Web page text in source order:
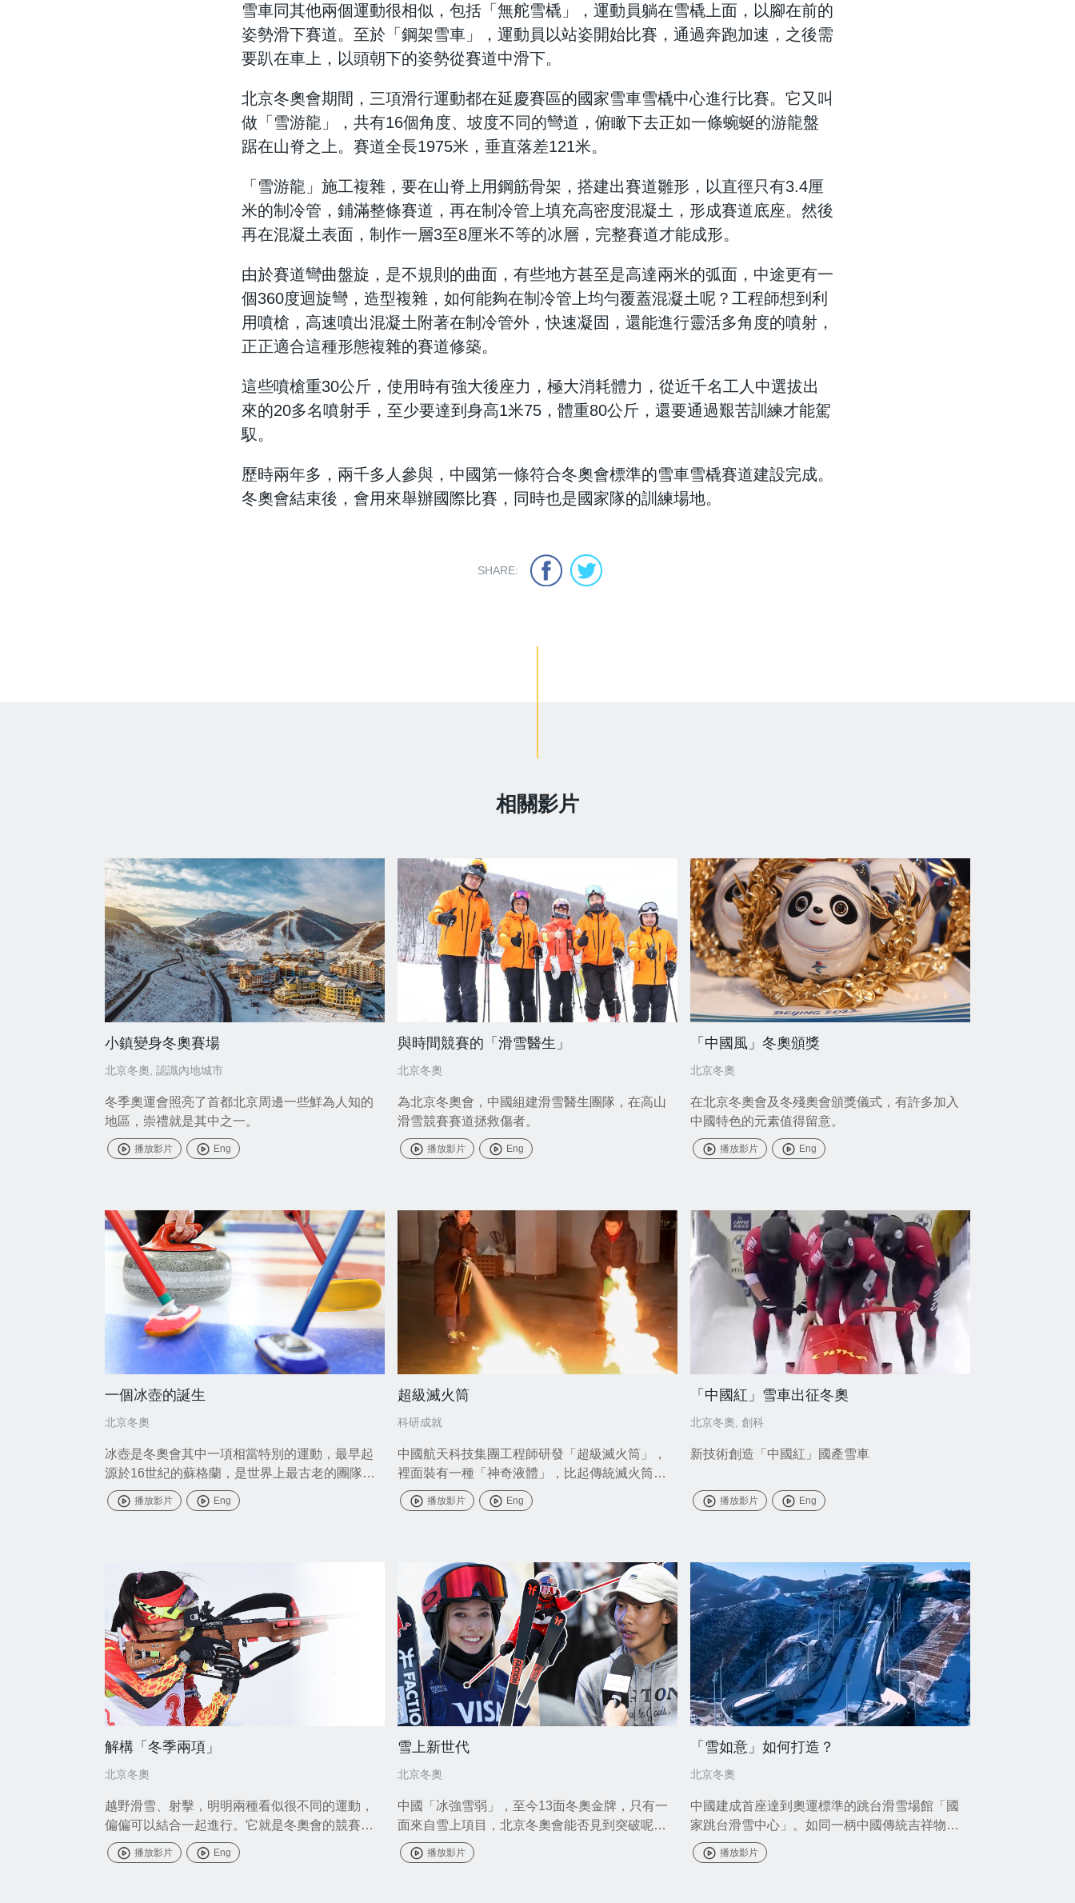
雪車同其他兩個運動很相似，包括「無舵雪橇」，運動員躺在雪橇上面，以腳在前的
姿勢滑下賽道。至於「鋼架雪車」，運動員以站姿開始比賽，通過奔跑加速，之後需
要趴在車上，以頭朝下的姿勢從賽道中滑下。
北京冬奧會期間，三項滑行運動都在延慶賽區的國家雪車雪橇中心進行比賽。它又叫
做「雪游龍」，共有16個角度、坡度不同的彎道，俯瞰下去正如一條蜿蜒的游龍盤
踞在山脊之上。賽道全長1975米，垂直落差121米。
「雪游龍」施工複雜，要在山脊上用鋼筋骨架，搭建出賽道雛形，以直徑只有3.4厘
米的制冷管，鋪滿整條賽道，再在制冷管上填充高密度混凝土，形成賽道底座。然後
再在混凝土表面，制作一層3至8厘米不等的冰層，完整賽道才能成形。
由於賽道彎曲盤旋，是不規則的曲面，有些地方甚至是高達兩米的弧面，中途更有一
個360度迴旋彎，造型複雜，如何能夠在制冷管上均勻覆蓋混凝土呢？工程師想到利
用噴槍，高速噴出混凝土附著在制冷管外，快速凝固，還能進行靈活多角度的噴射，
正正適合這種形態複雜的賽道修築。
這些噴槍重30公斤，使用時有強大後座力，極大消耗體力，從近千名工人中選拔出
來的20多名噴射手，至少要達到身高1米75，體重80公斤，還要通過艱苦訓練才能駕
馭。
歷時兩年多，兩千多人參與，中國第一條符合冬奧會標準的雪車雪橇賽道建設完成。
冬奧會結束後，會用來舉辦國際比賽，同時也是國家隊的訓練場地。
SHARE:
相關影片
小鎮變身冬奧賽場
北京冬奧 認識內地城市
冬季奧運會照亮了首都北京周邊一些鮮為人知的
地區，崇禮就是其中之一。
播放影片 Eng
與時間競賽的「滑雪醫生」
北京冬奧
為北京冬奧會，中國組建滑雪醫生團隊，在高山
滑雪競賽賽道拯救傷者。
播放影片 Eng
「中國風」冬奧頒獎
北京冬奧
在北京冬奧會及冬殘奧會頒獎儀式，有許多加入
中國特色的元素值得留意。
播放影片 Eng
一個冰壺的誕生
北京冬奧
冰壺是冬奧會其中一項相當特別的運動，最早起
源於16世紀的蘇格蘭，是世界上最古老的團隊運
動項目之一。
播放影片 Eng
超級滅火筒
科研成就
中國航天科技集團工程師研發「超級滅火筒」，
裡面裝有一種「神奇液體」，比起傳統滅火筒，
可以用更短時間，大約5秒就可以完全撲滅大火。
播放影片 Eng
「中國紅」雪車出征冬奧
北京冬奧 創科
新技術創造「中國紅」國產雪車
播放影片 Eng
解構「冬季兩項」
北京冬奧
越野滑雪、射擊，明明兩種看似很不同的運動，
偏偏可以結合一起進行。它就是冬奧會的競賽項
目之一「冬季兩項」。
播放影片 Eng
雪上新世代
北京冬奧
中國「冰強雪弱」，至今13面冬奧金牌，只有一
面來自雪上項目，北京冬奧會能否見到突破呢？
小將或者會帶來驚喜。
播放影片
「雪如意」如何打造？
北京冬奧
中國建成首座達到奧運標準的跳台滑雪場館「國
家跳台滑雪中心」。如同一柄中國傳統吉祥物
「如意」斜卧在山谷中，因而叫做「雪如意」。
播放影片